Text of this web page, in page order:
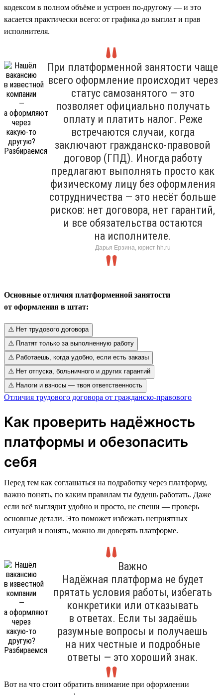
кодексом в полном объёме и устроен по-другому — и это
касается практически всего: от графика до выплат и прав
исполнителя.
При платформенной занятости чаще
всего оформление происходит через
статус самозанятого — это
позволяет официально получать
оплату и платить налог. Реже
встречаются случаи, когда
заключают гражданско-правовой
договор (ГПД). Иногда работу
предлагают выполнять просто как
физическому лицу без оформления
сотрудничества — это несёт больше
рисков: нет договора, нет гарантий,
и все обязательства остаются
на исполнителе.
Дарья Ерзина, юрист hh.ru
Основные отличия платформенной занятости
от оформления в штат:
⚠️ Нет трудового договора
⚠️ Платят только за выполненную работу
⚠️ Работаешь, когда удобно, если есть заказы
⚠️ Нет отпуска, больничного и других гарантий
⚠️ Налоги и взносы — твоя ответственность
Отличия трудового договора от гражданско-правового
Как проверить надёжность
платформы и обезопасить
себя
Перед тем как соглашаться на подработку через платформу,
важно понять, по каким правилам ты будешь работать. Даже
если всё выглядит удобно и просто, не спеши — проверь
основные детали. Это поможет избежать неприятных
ситуаций и понять, можно ли доверять платформе.
Важно
Надёжная платформа не будет
прятать условия работы, избегать
конкретики или отказывать
в ответах. Если ты задаёшь
разумные вопросы и получаешь
на них честные и подробные
ответы — это хороший знак.
Вот на что стоит обратить внимание при оформлении